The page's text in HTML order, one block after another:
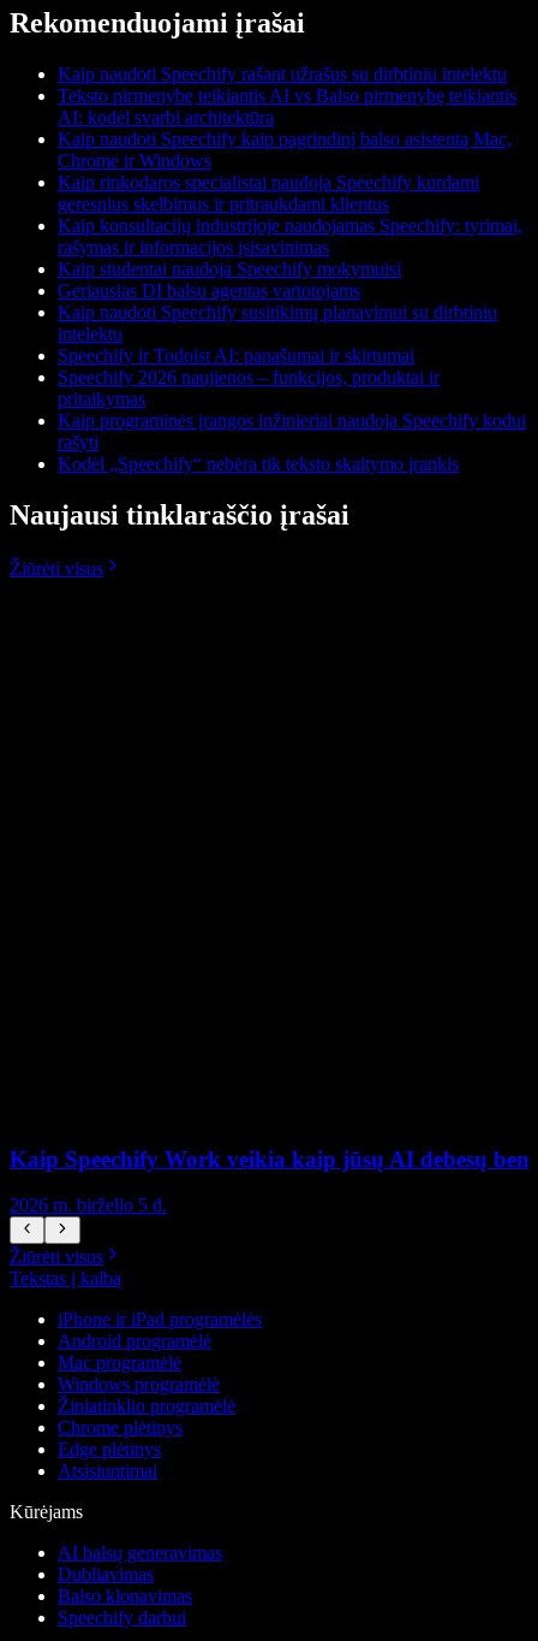
Rekomenduojami įrašai
Kaip naudoti Speechify rašant užrašus su dirbtiniu intelektu
Teksto pirmenybę teikiantis AI vs Balso pirmenybę teikiantis
AI: kodėl svarbi architektūra
Kaip naudoti Speechify kaip pagrindinį balso asistentą Mac,
Chrome ir Windows
Kaip rinkodaros specialistai naudoja Speechify kurdami
geresnius skelbimus ir pritraukdami klientus
Kaip konsultacijų industrijoje naudojamas Speechify: tyrimai,
rašymas ir informacijos įsisavinimas
Kaip studentai naudoja Speechify mokymuisi
Geriausias DI balsu agentas vartotojams
Kaip naudoti Speechify susitikimų planavimui su dirbtiniu
intelektu
Speechify ir Todoist AI: panašumai ir skirtumai
Speechify 2026 naujienos – funkcijos, produktai ir
pritaikymas
Kaip programinės įrangos inžinieriai naudoja Speechify kodui
rašyti
Kodėl „Speechify“ nebėra tik teksto skaitymo įrankis
Naujausi tinklaraščio įrašai
Žiūrėti visus
Kaip Speechify Work veikia kaip jūsų AI debesų
2026 m. birželio 5 d.
Žiūrėti visus
Tekstas į kalbą
iPhone ir iPad programėlės
Android programėlė
Mac programėlė
Windows programėlė
Žiniatinklio programėlė
Chrome plėtinys
Edge plėtinys
Atsisiuntimai
Kūrėjams
AI balsų generavimas
Dubliavimas
Balso klonavimas
Speechify darbui